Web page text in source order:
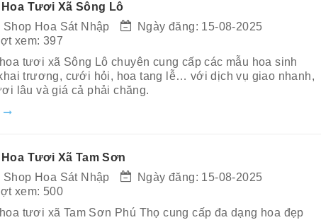
Tươi Xã Sông Lô
Shop Hoa Sát Nhập
Ngày đăng: 15-08-2025
xem: 397
tươi xã Sông Lô chuyên cung cấp các mẫu hoa sinh
trương, cưới hỏi, hoa tang lễ… với dịch vụ giao nhanh,
lâu và giá cả phải chăng.
Tươi Xã Tam Sơn
Shop Hoa Sát Nhập
Ngày đăng: 15-08-2025
xem: 500
tươi xã Tam Sơn Phú Thọ cung cấp đa dạng hoa đẹp